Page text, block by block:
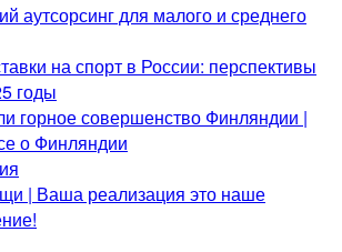
аутсорсинг для малого и среднего
на спорт в России: перспективы
годы
горное совершенство Финляндии |
о Финляндии
| Ваша реализация это наше